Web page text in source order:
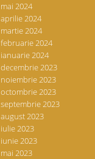
mai 2024
aprilie 2024
martie 2024
februarie 2024
ianuarie 2024
decembrie 2023
noiembrie 2023
octombrie 2023
septembrie 2023
august 2023
iulie 2023
iunie 2023
mai 2023